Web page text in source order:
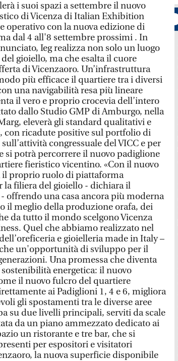
i suoi spazi a settembre il nuovo
di Vicenza di Italian Exhibition
operativo con la nuova edizione di
dal 4 all'8 settembre prossimi . In
Ieg realizza non solo un luogo
gioiello, ma che esalta il cuore
di Vicenzaoro. Un’infrastruttura
più efficace il quartiere tra i diversi
una navigabilità resa più lineare
il vero e proprio crocevia dell’intero
dallo Studio GMP di Amburgo, nella
eleverà gli standard qualitativi e
con ricadute positive sul portfolio di
congressuale del VICC e per
potrà percorrere il nuovo padiglione
fieristico vicentino. «Con il nuovo
il proprio ruolo di piattaforma
filiera del gioiello - dichiara il
offrendo una casa ancora più moderna
il meglio della produzione orafa, dei
da tutto il mondo scelgono Vicenza
Quel che abbiamo realizzato nel
e gioielleria made in Italy –
un'opportunità di sviluppo per il
Una promessa che diventa
energetica: il nuovo
il nuovo fulcro del quartiere
ai Padiglioni 1, 4 e 6, migliora
gli spostamenti tra le diverse aree
su due livelli principali, serviti da scale
da un piano ammezzato dedicato ai
un ristorante e tre bar, che si
per espositori e visitatori
la nuova superficie disponibile